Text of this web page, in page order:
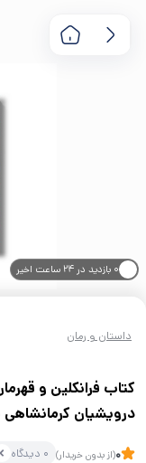
۰ بازدید در ۲۴ ساعت اخیر
داستان و رمان
کتاب فرانکلین و
درویشیان کرمانشاهی
0(از بدون خریدار) 0 دیدگاه